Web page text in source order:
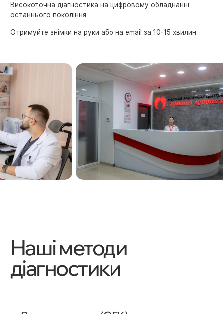
Високоточна діагностика на цифровому обладнанні
останнього покоління.
Отримуйте знімки на руки або на email за 10-15 хвилин.
Наші методи
діагностики